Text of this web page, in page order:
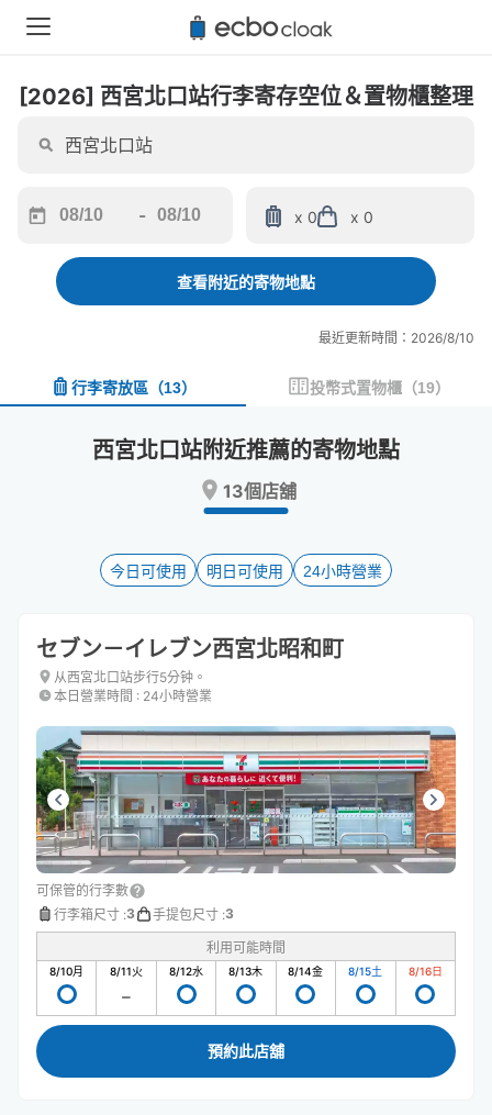
[2026] 西宮北口站行李寄存空位＆置物櫃整理
forward
interact
and
date.
the
keyboard
shortcuts
for
changing
dates.
-
backward
interact
and
a
date.
key
to
the
keyboard
shortcuts
for
changing
dates.
x 0 x 0
查看附近的寄物地點
最近更新時間：2026/8/10
行李寄放區 （13） 投幣式置物櫃 （19）
西宮北口站附近推薦的寄物地點
13個店舖
今日可使用 明日可使用 24小時營業
セブン－イレブン西宮北昭和町
从西宮北口站步行5分钟。
本日營業時間 : 24小時營業
可保管的行李數
行李箱尺寸 :3 手提包尺寸 :3
利用可能時間
8/10月 8/11火 8/12水 8/13木 8/14金 8/15土 8/16日
預約此店舖